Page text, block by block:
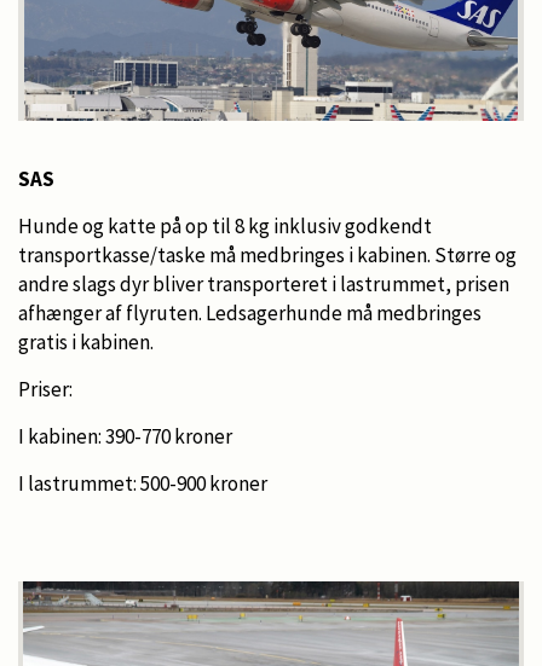
SAS
Hunde og katte på op til 8 kg inklusiv godkendt
transportkasse/taske må medbringes i kabinen. Større og
andre slags dyr bliver transporteret i lastrummet, prisen
afhænger af flyruten. Ledsagerhunde må medbringes
gratis i kabinen.
Priser:
I kabinen: 390-770 kroner
I lastrummet: 500-900 kroner